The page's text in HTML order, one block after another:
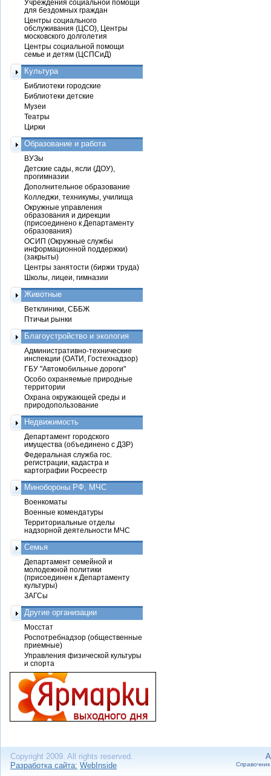
Учреждения социальной помощи
для бездомных граждан
Центры социального
обслуживания (ЦСО), Центры
московского долголетия
Центры социальной помощи
семье и детям (ЦСПСиД)
Культура
Библиотеки городские
Библиотеки детские
Музеи
Театры
Цирки
Образование и работа
ВУЗы
Детские сады, ясли (ДОУ),
прогимназии
Дополнительное образование
Колледжи, техникумы, училища
Окружные управления
образования и дирекции
(присоединено к Департаменту
образования)
ОСИП (Окружные службы
информационной поддержки)
(закрыты)
Центры занятости (биржи труда)
Школы, лицеи, гимназии
Животные
Ветклиники, СББЖ
Птичьи рынки
Благоустройство и экология
Административно-технические
инспекции (ОАТИ, Гостехнадзор)
ГБУ "Автомобильные дороги"
Особо охраняемые природные
территории
Охрана окружающей среды и
природопользование
Недвижимость
Департамент городского
имущества (объединено с ДЗР)
Федеральная служба гос.
регистрации, кадастра и
картографии Росреестр
Минобороны РФ, МЧС
Военкоматы
Военные комендатуры
Территориальные отделы
надзорной деятельности МЧС
Семья
Департамент семейной и
молодежной политики
(присоединен к Департаменту
культуры)
ЗАГСы
Другие организации
Мосстат
Роспотребнадзор (общественные
приемные)
Управления физической культуры
и спорта
Copyright 2009. All rights reserved.
Разработка сайта: WebInside